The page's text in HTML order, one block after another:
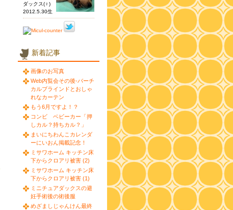
ダックス(♀)
2012.5.30生
新着記事
画像のお写真
Web内覧会その後-バーチ
カルブラインドとおしゃ
れなカーテン
もう6月ですよ！？
コンビ ベビーカー「押
しカル？持ちカル？」
まいにちわんこカレンダ
ーにいおん掲載記念！
ミサワホーム キッチン床
下からクロアリ被害 (2)
ミサワホーム キッチン床
下からクロアリ被害 (1)
ミニチュアダックスの避
妊手術後の術後服
めざましじゃんけん最終